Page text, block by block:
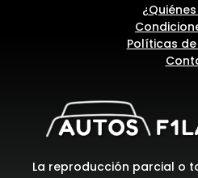
Políticas
La reproducción parcial o